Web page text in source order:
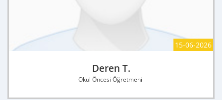
15-06-2026
Deren T.
Okul Öncesi Öğretmeni